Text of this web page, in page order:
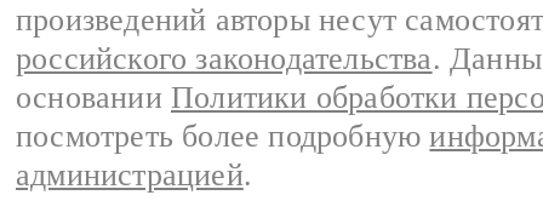
произведений авторы несут
российского законодательства.
основании Политики обработки
посмотреть более подробную
администрацией.